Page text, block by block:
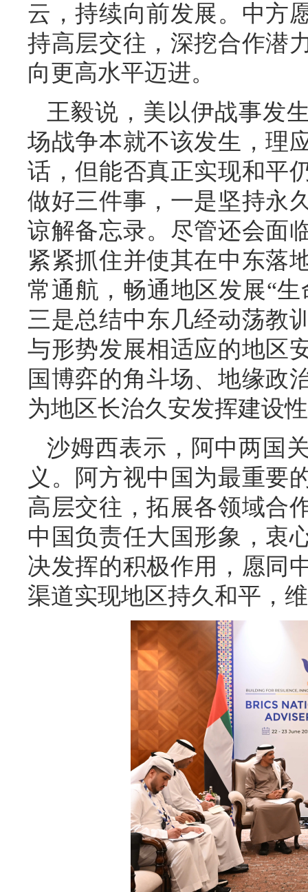
云，持续向前发展。中方
持高层交往，深挖合作潜
向更高水平迈进。
王毅说，美以伊战事发
场战争本就不该发生，理
话，但能否真正实现和平
做好三件事，一是坚持永
谅解备忘录。尽管还会面
紧紧抓住并使其在中东落
常通航，畅通地区发展“
三是总结中东几经动荡教
与形势发展相适应的地区
国博弈的角斗场、地缘政
为地区长治久安发挥建设
沙姆西表示，阿中两国
义。阿方视中国为最重要
高层交往，拓展各领域合
中国负责任大国形象，衷
决发挥的积极作用，愿同
渠道实现地区持久和平，